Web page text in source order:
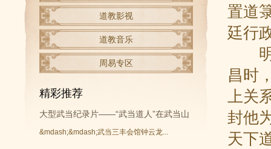
道教影视
道教音乐
周易专区
精彩推荐
大型武当纪录片——“武当道人”在武当山
&mdash;&mdash;武当三丰会馆钟云龙...
置道
廷行
明
昌时
上关
封他
天下